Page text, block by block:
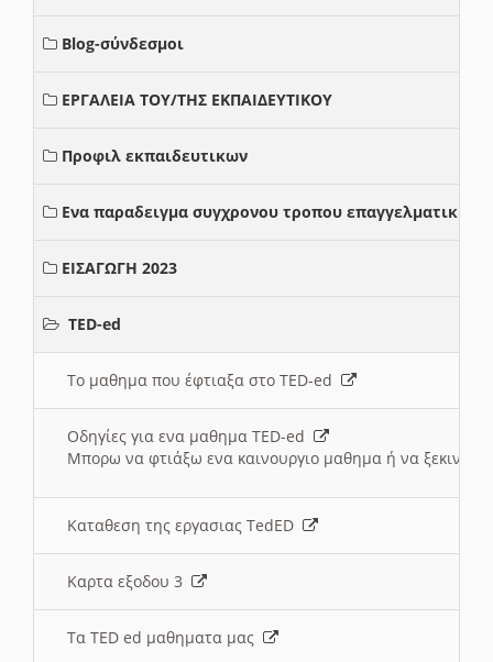
Blog-σύνδεσμοι
ΕΡΓΑΛΕΙΑ ΤΟΥ/ΤΗΣ ΕΚΠΑΙΔΕΥΤΙΚΟΥ
Προφιλ εκπαιδευτικων
Ενα παραδειγμα συγχρονου τροπου επαγγελματικης
ΕΙΣΑΓΩΓΗ 2023
TED-ed
Το μαθημα που έφτιαξα στο TED-ed
Οδηγίες για ενα μαθημα TED-ed
Μπορω να φτιάξω ενα καινουργιο μαθημα ή να
Καταθεση της εργασιας TedED
Καρτα εξοδου 3
Τα TED ed μαθηματα μας